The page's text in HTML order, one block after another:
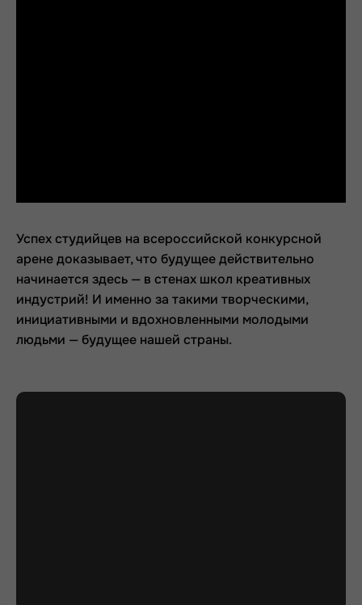
Успех студийцев на всероссийской конкурсной
арене доказывает, что будущее действительно
начинается здесь — в стенах школ креативных
индустрий! И именно за такими творческими,
инициативными и вдохновленными молодыми
людьми — будущее нашей страны.